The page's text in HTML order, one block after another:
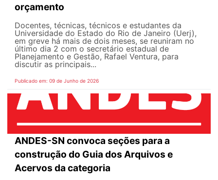
orçamento
Docentes, técnicas, técnicos e estudantes da
Universidade do Estado do Rio de Janeiro (Uerj),
em greve há mais de dois meses, se reuniram no
último dia 2 com o secretário estadual de
Planejamento e Gestão, Rafael Ventura, para
discutir as principais...
Publicado em: 09 de Junho de 2026
ANDES-SN convoca seções para a
construção do Guia dos Arquivos e
Acervos da categoria